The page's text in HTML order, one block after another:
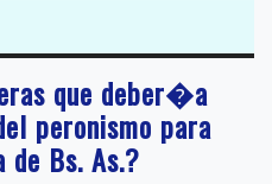
que deber�a
peronismo para
Bs. As.?